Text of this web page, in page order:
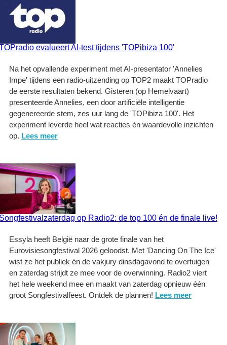
evalueert AI-test tijdens 'TOPibiza 100'
Na het opvallende experiment met AI-presentator 'Annelies
Impe' tijdens een radio-uitzending op TOP2 maakt TOPradio
de eerste resultaten bekend. Gisteren (op Hemelvaart)
presenteerde Annelies, een door artificiële intelligentie
gegenereerde stem, zes uur lang de 'TOPibiza 100'. Het
experiment leverde heel wat reacties én waardevolle inzichten
op. Lees meer
op Radio2: de top 100 én de finale live!
Essyla heeft België naar de grote finale van het
Eurovisiesongfestival 2026 geloodst. Met 'Dancing On The Ice'
wist ze het publiek én de vakjury dinsdagavond te overtuigen
en zaterdag strijdt ze mee voor de overwinning. Radio2 viert
het hele weekend mee en maakt van zaterdag opnieuw één
groot Songfestivalfeest. Ontdek de plannen! Lees meer